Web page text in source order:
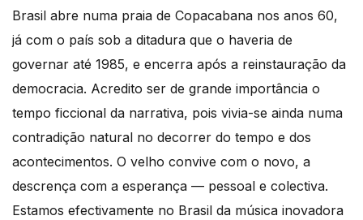
Brasil abre numa praia de Copacabana nos anos 60,
já com o país sob a ditadura que o haveria de
governar até 1985, e encerra após a reinstauração da
democracia. Acredito ser de grande importância o
tempo ficcional da narrativa, pois vivia-se ainda numa
contradição natural no decorrer do tempo e dos
acontecimentos. O velho convive com o novo, a
descrença com a esperança — pessoal e colectiva.
Estamos efectivamente no Brasil da música inovadora